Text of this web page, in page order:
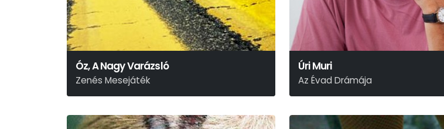
Óz, A Nagy Varázsló
Zenés Mesejáték
L. Frank Baum
Úri Muri
Az Évad Drámája
Móricz Zsigmond